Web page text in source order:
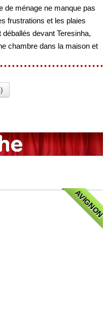
de ménage ne manque pas
frustrations et les plaies
devant Teresinha,
chambre dans la maison et
AVIGNON